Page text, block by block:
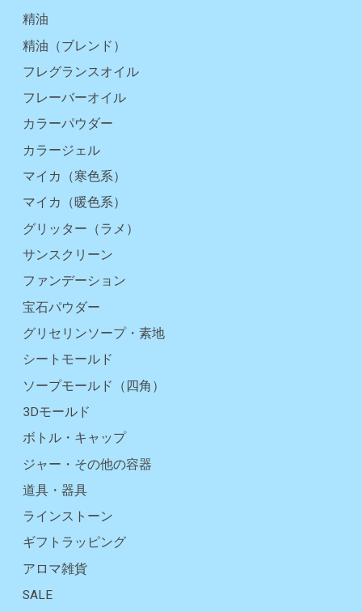
精油
精油（ブレンド）
フレグランスオイル
フレーバーオイル
カラーパウダー
カラージェル
マイカ（寒色系）
マイカ（暖色系）
グリッター（ラメ）
サンスクリーン
ファンデーション
宝石パウダー
グリセリンソープ・素地
シートモールド
ソープモールド（四角）
3Dモールド
ボトル・キャップ
ジャー・その他の容器
道具・器具
ラインストーン
ギフトラッピング
アロマ雑貨
SALE